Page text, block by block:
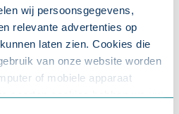
wij persoonsgegevens,
relevante advertenties op
laten zien. Cookies die
van onze website worden
of mobiele apparaat
soorten cookies hebben we uw